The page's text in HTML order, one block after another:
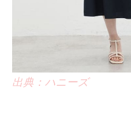
出典：ハニーズ